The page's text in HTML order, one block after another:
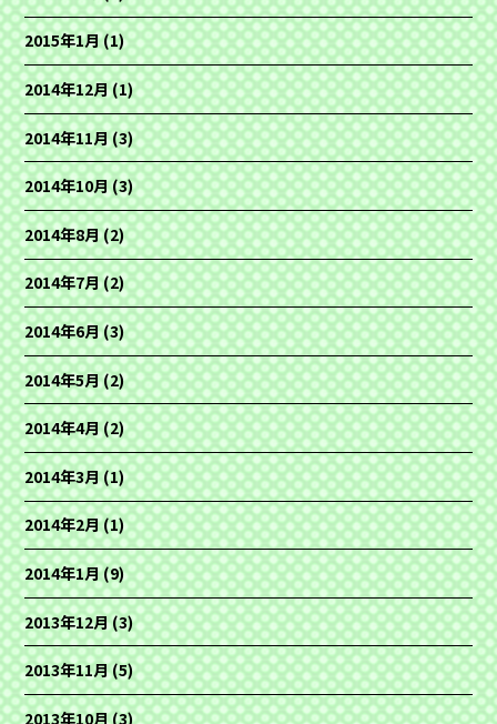
2015年1月(1)
2014年12月(1)
2014年11月(3)
2014年10月(3)
2014年8月(2)
2014年7月(2)
2014年6月(3)
2014年5月(2)
2014年4月(2)
2014年3月(1)
2014年2月(1)
2014年1月(9)
2013年12月(3)
2013年11月(5)
2013年10月(3)